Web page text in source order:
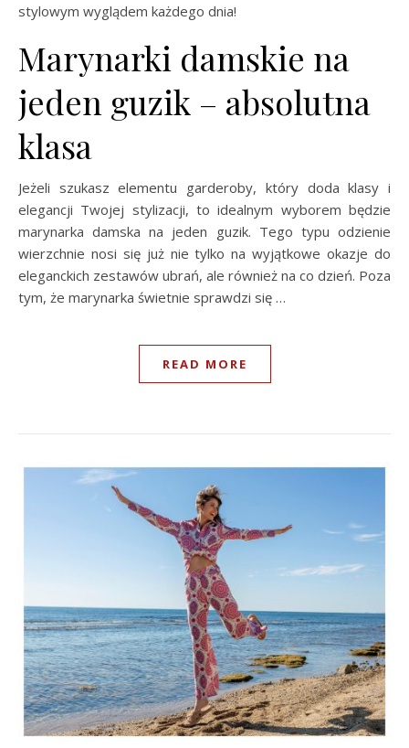
stylowym wyglądem każdego dnia!
Marynarki damskie na
jeden guzik – absolutna
klasa
Jeżeli szukasz elementu garderoby, który doda klasy i
elegancji Twojej stylizacji, to idealnym wyborem będzie
marynarka damska na jeden guzik. Tego typu odzienie
wierzchnie nosi się już nie tylko na wyjątkowe okazje do
eleganckich zestawów ubrań, ale również na co dzień. Poza
tym, że marynarka świetnie sprawdzi się …
READ MORE